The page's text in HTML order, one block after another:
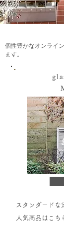
個性豊かなオンライ
ます。
スタンダード な
人気商品はこち